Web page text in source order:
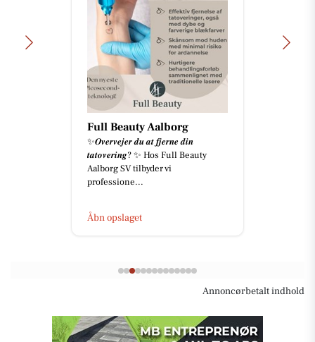
Full Beauty Aalborg
✨𝑶𝒗𝒆𝒓𝒗𝒆𝒋𝒆𝒓 𝒅𝒖 𝒂𝒕 𝒇𝒋𝒆𝒓𝒏𝒆 𝒅𝒊𝒏
𝒕𝒂𝒕𝒐𝒗𝒆𝒓𝒊𝒏𝒈? ✨ Hos Full Beauty
Aalborg SV tilbyder vi
professione...
Åbn opslaget
Annoncørbetalt indhold